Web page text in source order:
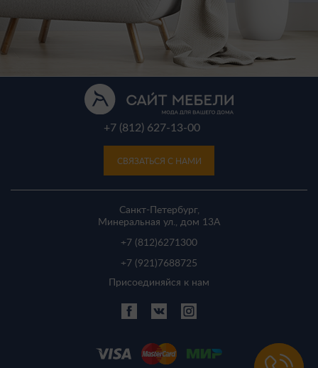
+7 (812) 627-13-00
СВЯЗАТЬСЯ С НАМИ
Санкт-Петербург,
Минеральная ул., дом 13A
+7 (812)6271300
+7 (921) 7688725
Присоединяйся к нам